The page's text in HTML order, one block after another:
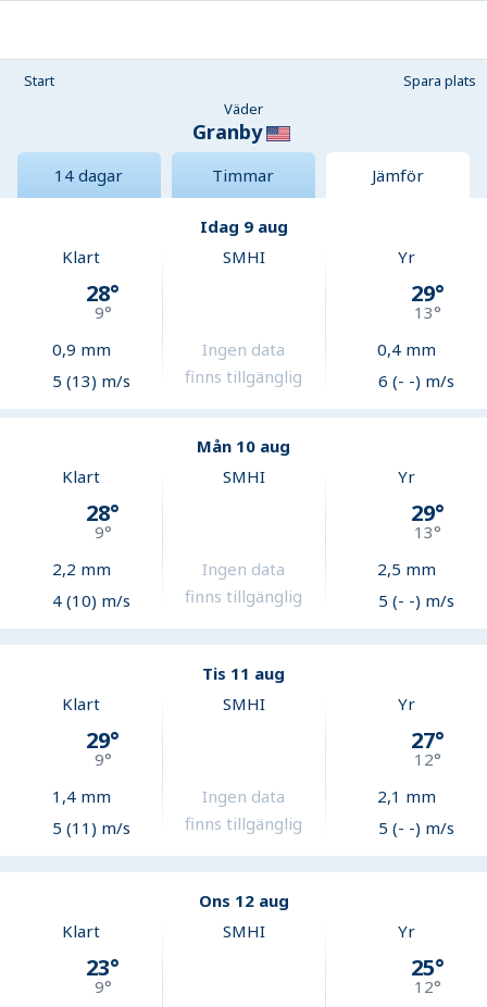
Start
Spara plats
Väder
Granby
14 dagar Timmar Jämför
Idag 9 aug
Klart
28°
9°
0,9 mm
5 (13) m/s
SMHI
Ingen data
finns tillgänglig
Yr
29°
13°
0,4mm
6 (- -) m/s
Mån 10 aug
Klart
28°
9°
2,2 mm
4 (10) m/s
SMHI
Ingen data
finns tillgänglig
Yr
29°
13°
2,5 mm
5 (- -) m/s
Tis 11 aug
Klart
29°
9°
1,4mm
5 (11) m/s
SMHI
Ingen data
finns tillgänglig
Yr
27°
12°
2,1 mm
5 (- -) m/s
Ons 12 aug
Klart
23°
9°
SMHI Yr
25°
12°